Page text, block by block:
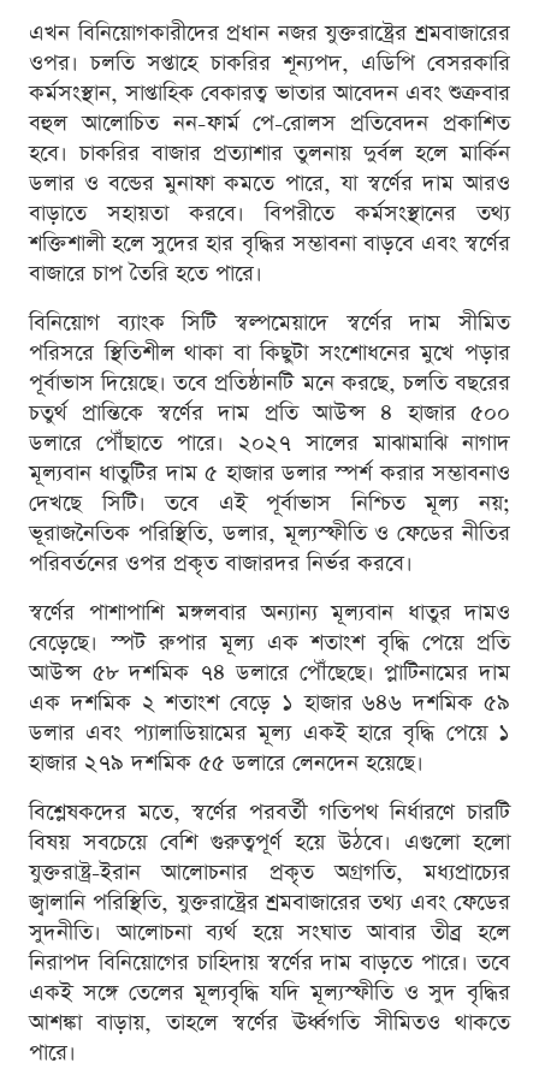
এখন বিনিয়োগকারীদের প্রধান নজর যুক্তরাষ্ট্রের শ্রমবাজারের
ওপর। চলতি সপ্তাহে চাকরির শূন্যপদ, এডিপি বেসরকারি
কর্মসংস্থান, সাপ্তাহিক বেকারত্ব ভাতার আবেদন এবং শুক্রবার
বহুল আলোচিত নন-ফার্ম পে-রোলস প্রতিবেদন প্রকাশিত
হবে। চাকরির বাজার প্রত্যাশার তুলনায় দুর্বল হলে মার্কিন
ডলার ও বন্ডের মুনাফা কমতে পারে, যা স্বর্ণের দাম আরও
বাড়াতে সহায়তা করবে। বিপরীতে কর্মসংস্থানের তথ্য
শক্তিশালী হলে সুদের হার বৃদ্ধির সম্ভাবনা বাড়বে এবং স্বর্ণের
বাজারে চাপ তৈরি হতে পারে।
বিনিয়োগ ব্যাংক সিটি স্বল্পমেয়াদে স্বর্ণের দাম সীমিত
পরিসরে স্থিতিশীল থাকা বা কিছুটা সংশোধনের মুখে পড়ার
পূর্বাভাস দিয়েছে। তবে প্রতিষ্ঠানটি মনে করছে, চলতি বছরের
চতুর্থ প্রান্তিকে স্বর্ণের দাম প্রতি আউন্স ৪ হাজার ৫০০
ডলারে পৌঁছাতে পারে। ২০২৭ সালের মাঝামাঝি নাগাদ
মূল্যবান ধাতুটির দাম ৫ হাজার ডলার স্পর্শ করার সম্ভাবনাও
দেখছে সিটি। তবে এই পূর্বাভাস নিশ্চিত মূল্য নয়;
ভূরাজনৈতিক পরিস্থিতি, ডলার, মূল্যস্ফীতি ও ফেডের নীতির
পরিবর্তনের ওপর প্রকৃত বাজারদর নির্ভর করবে।
স্বর্ণের পাশাপাশি মঙ্গলবার অন্যান্য মূল্যবান ধাতুর দামও
বেড়েছে। স্পট রুপার মূল্য এক শতাংশ বৃদ্ধি পেয়ে প্রতি
আউন্স ৫৮ দশমিক ৭৪ ডলারে পৌঁছেছে। প্লাটিনামের দাম
এক দশমিক ২ শতাংশ বেড়ে ১ হাজার ৬৪৬ দশমিক ৫৯
ডলার এবং প্যালাডিয়ামের মূল্য একই হারে বৃদ্ধি পেয়ে ১
হাজার ২৭৯ দশমিক ৫৫ ডলারে লেনদেন হয়েছে।
বিশ্লেষকদের মতে, স্বর্ণের পরবর্তী গতিপথ নির্ধারণে চারটি
বিষয় সবচেয়ে বেশি গুরুত্বপূর্ণ হয়ে উঠবে। এগুলো হলো
যুক্তরাষ্ট্র-ইরান আলোচনার প্রকৃত অগ্রগতি, মধ্যপ্রাচ্যের
জ্বালানি পরিস্থিতি, যুক্তরাষ্ট্রের শ্রমবাজারের তথ্য এবং ফেডের
সুদনীতি। আলোচনা ব্যর্থ হয়ে সংঘাত আবার তীব্র হলে
নিরাপদ বিনিয়োগের চাহিদায় স্বর্ণের দাম বাড়তে পারে। তবে
একই সঙ্গে তেলের মূল্যবৃদ্ধি যদি মূল্যস্ফীতি ও সুদ বৃদ্ধির
আশঙ্কা বাড়ায়, তাহলে স্বর্ণের ঊর্ধ্বগতি সীমিতও থাকতে
পারে।